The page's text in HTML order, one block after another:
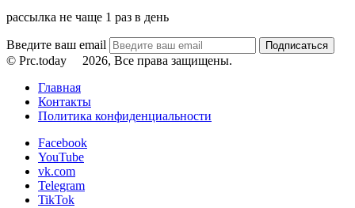
рассылка не чаще 1 раз в день
Введите ваш email
© Prc.today
2026, Все права защищены.
Главная
Контакты
Политика конфиденциальности
Facebook
YouTube
vk.com
Telegram
TikTok